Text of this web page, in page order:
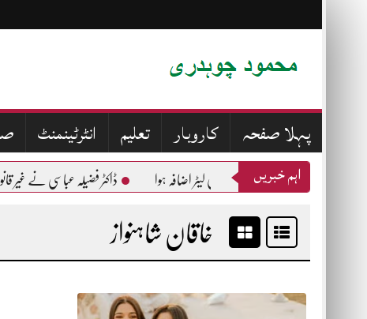
content
پہلا صفحہ کاروبار تعلیم انٹرٹینمنٹ
اہم خبریں ڈاکٹر فضیلہ عباسی نے غیر
خاقان شاہنواز